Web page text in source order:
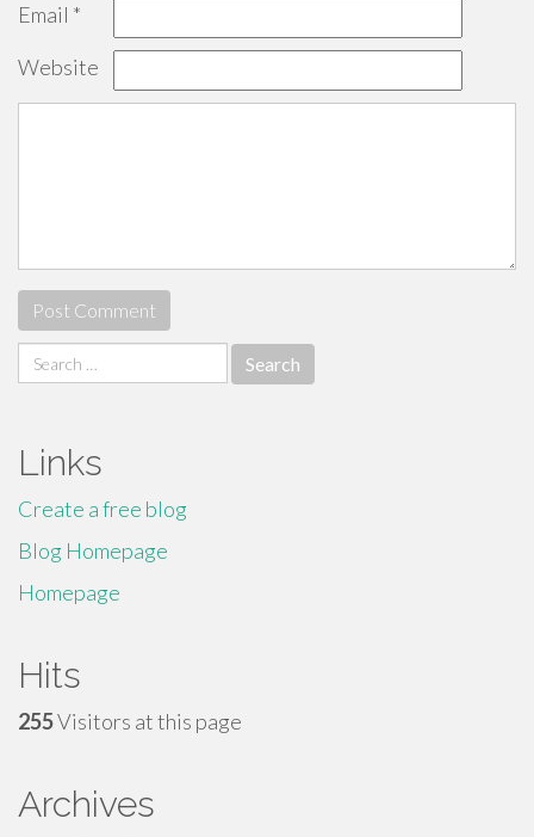
Email *
Website
Search
for:
Links
Create a free blog
Blog Homepage
Homepage
Hits
255Visitors at this page
Archives